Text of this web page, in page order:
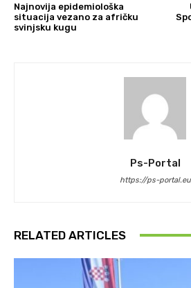
Najnovija epidemiološka
situacija vezano za afričku
svinjsku kugu
Ps-Portal
https://ps-portal.eu
RELATED ARTICLES